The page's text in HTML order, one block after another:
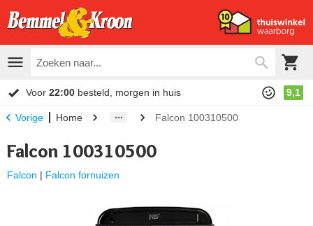
Voor 22:00 besteld, morgen in huis 9,1
Vorige Home Falcon 100310500
Falcon 100310500
Falcon | Falcon fornuizen